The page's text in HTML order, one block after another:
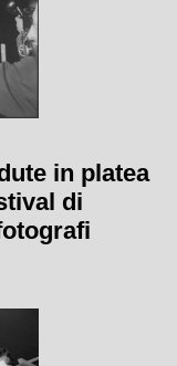
in platea
di